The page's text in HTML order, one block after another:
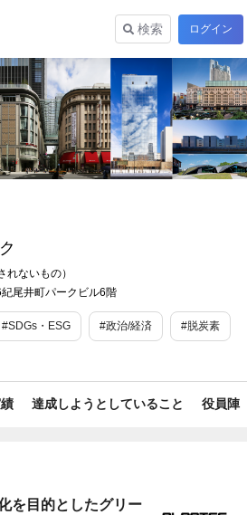
検索 ログイン
ないもの）
尾井町パークビル6階
#SDGs・ESG #政治/経済 #脱炭素
達成しようとしていること 役員陣
を目的としたグリー